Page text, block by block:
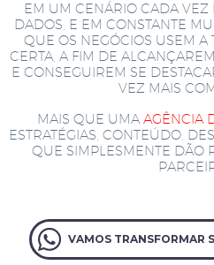
EM UM CENÁRIO CADA VEZ
DADOS, E EM CONSTANTE
QUE OS NEGÓCIOS USEM A
CERTA, A FIM DE
E CONSEGUIREM SE
VEZ MAIS
MAIS QUE UMA AGÊNCIA
ESTRATÉGIAS, CONTEÚDO,
QUE SIMPLESMENTE DÃO
VAMOS TRANSFORMAR